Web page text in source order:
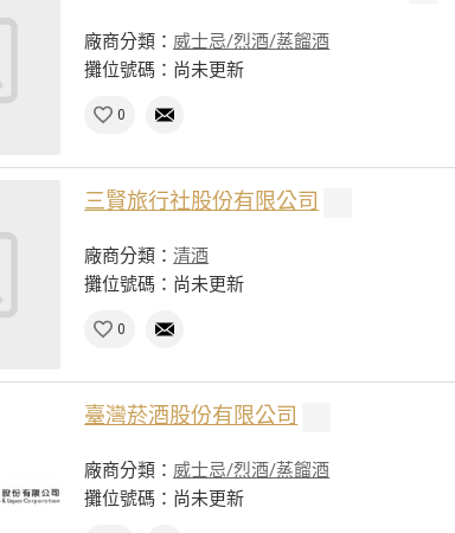
廠商分類： 威士忌/烈酒/蒸餾酒
攤位號碼：尚未更新
0
三賢旅行社股份有限公司
廠商分類：清酒
攤位號碼：尚未更新
0
臺灣菸酒股份有限公司
廠商分類： 威士忌/烈酒/蒸餾酒
攤位號碼：尚未更新